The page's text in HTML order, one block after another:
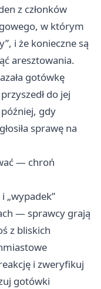
z członków
w którym
i że konieczne są
aresztowania.
gotówkę
do jej
gdy
sprawę na
— chroń
„wypadek”
— sprawcy grają
z bliskich
i zweryfikuj
gotówki